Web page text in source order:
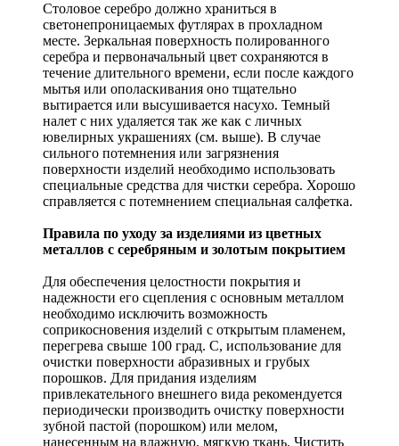
Столовое серебро должно храниться в
светонепроницаемых футлярах в прохладном
месте. Зеркальная поверхность полированного
серебра и первоначальный цвет сохраняются в
течение длительного времени, если после каждого
мытья или ополаскивания оно тщательно
вытирается или высушивается насухо. Темный
налет с них удаляется так же как с личных
ювелирных украшениях (см. выше). В случае
сильного потемнения или загрязнения
поверхности изделий необходимо использовать
специальные средства для чистки серебра. Хорошо
справляется с потемнением специальная салфетка.
Правила по уходу за изделиями из цветных
металлов с серебряным и золотым покрытием
Для обеспечения целостности покрытия и
надежности его сцепления с основным металлом
необходимо исключить возможность
соприкосновения изделий с открытым пламенем,
перегрева свыше 100 град. С, использование для
очистки поверхности абразивных и грубых
порошков. Для придания изделиям
привлекательного внешнего вида рекомендуется
периодически производить очистку поверхности
зубной пастой (порошком) или мелом,
нанесенным на влажную, мягкую ткань. Чистить